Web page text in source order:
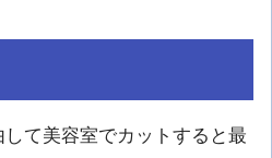
て美容室でカットすると最